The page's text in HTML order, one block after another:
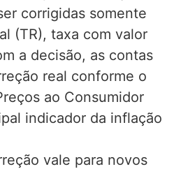
corrigidas somente
(TR), taxa com valor
a decisão, as contas
real conforme o
ao Consumidor
indicador da inflação
vale para novos